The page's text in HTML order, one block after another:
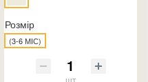
Розмір
(3-6 МІС)
шт